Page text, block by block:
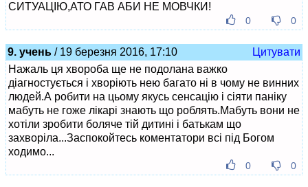
СИТУАЦІЮ,АТО ГАВ АБИ НЕ МОВЧКИ!
0 0
9. учень / 19 березня 2016, 17:10
Цитувати
Нажаль ця хвороба ще не подолана важко
діагностується і хворіють нею багато ні в чому не винних
людей.А робити на цьому якусь сенсацію і сіяти паніку
мабуть не гоже лікарі знають що роблять.Мабуть вони не
хотіли зробити боляче тій дитині і батькам що
захворіла...Заспокойтесь коментатори всі під Богом
ходимо...
0 0